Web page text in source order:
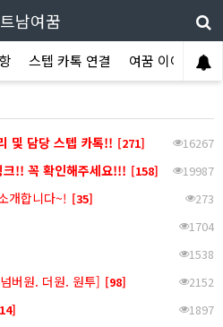
남여꿈
스텝 카톡 연결 여꿈 이야기
및 담당 스텝 카톡!! [271] 16267
크!! 꼭 확인해주세요!!! [158] 19987
개합니다~! [35] 273
1704
1538
버원. 더원. 원투] [98] 2152
1897